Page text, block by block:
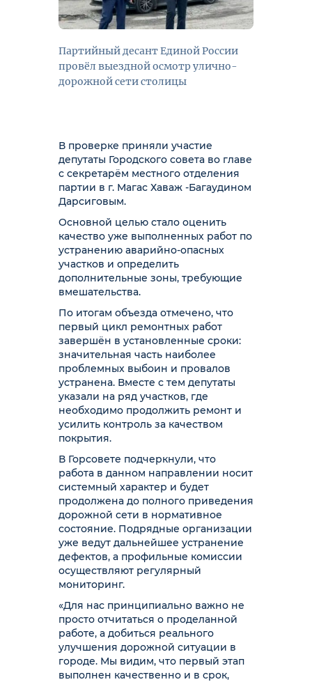
Партийный десант Единой России
провёл выездной осмотр улично-
дорожной сети столицы
В проверке приняли участие
депутаты Городского совета во главе
с секретарём местного отделения
партии в г. Магас Хаваж -Багаудином
Дарсиговым.
Основной целью стало оценить
качество уже выполненных работ по
устранению аварийно-опасных
участков и определить
дополнительные зоны, требующие
вмешательства.
По итогам объезда отмечено, что
первый цикл ремонтных работ
завершён в установленные сроки:
значительная часть наиболее
проблемных выбоин и провалов
устранена. Вместе с тем депутаты
указали на ряд участков, где
необходимо продолжить ремонт и
усилить контроль за качеством
покрытия.
В Горсовете подчеркнули, что
работа в данном направлении носит
системный характер и будет
продолжена до полного приведения
дорожной сети в нормативное
состояние. Подрядные организации
уже ведут дальнейшее устранение
дефектов, а профильные комиссии
осуществляют регулярный
мониторинг.
«Для нас принципиально важно не
просто отчитаться о проделанной
работе, а добиться реального
улучшения дорожной ситуации в
городе. Мы видим, что первый этап
выполнен качественно и в срок,